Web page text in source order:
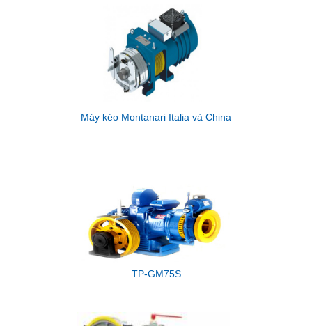
Máy kéo Montanari Italia và China
TP-GM75S